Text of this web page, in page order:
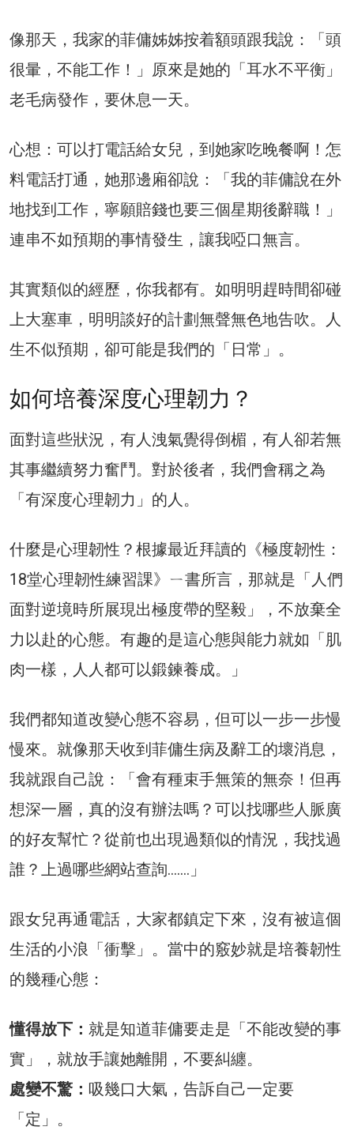
像那天，我家的菲傭姊姊按着額頭跟我說：「頭
很暈，不能工作！」原來是她的「耳水不平衡」
老毛病發作，要休息一天。
心想：可以打電話給女兒，到她家吃晚餐啊！怎
料電話打通，她那邊廂卻說：「我的菲傭說在外
地找到工作，寧願賠錢也要三個星期後辭職！」
連串不如預期的事情發生，讓我啞口無言。
其實類似的經歷，你我都有。如明明趕時間卻碰
上大塞車，明明談好的計劃無聲無色地告吹。人
生不似預期，卻可能是我們的「日常」。
如何培養深度心理韌力？
面對這些狀況，有人洩氣覺得倒楣，有人卻若無
其事繼續努力奮鬥。對於後者，我們會稱之為
「有深度心理韌力」的人。
什麼是心理韌性？根據最近拜讀的《極度韌性：
18堂心理韌性練習課》ㄧ書所言，那就是「人們
面對逆境時所展現出極度帶的堅毅」，不放棄全
力以赴的心態。有趣的是這心態與能力就如「肌
肉一樣，人人都可以鍛鍊養成。」
我們都知道改變心態不容易，但可以一步一步慢
慢來。就像那天收到菲傭生病及辭工的壞消息，
我就跟自己說：「會有種束手無策的無奈！但再
想深一層，真的沒有辦法嗎？可以找哪些人脈廣
的好友幫忙？從前也出現過類似的情況，我找過
誰？上過哪些網站查詢…….」
跟女兒再通電話，大家都鎮定下來，沒有被這個
生活的小浪「衝擊」。當中的竅妙就是培養韌性
的幾種心態：
懂得放下： 就是知道菲傭要走是「不能改變的事
實」，就放手讓她離開，不要糾纏。
處變不驚： 吸幾口大氣，告訴自己一定要
「定」。